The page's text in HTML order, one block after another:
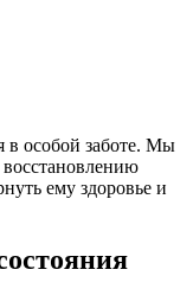
в особой заботе. Мы
ему здоровье и